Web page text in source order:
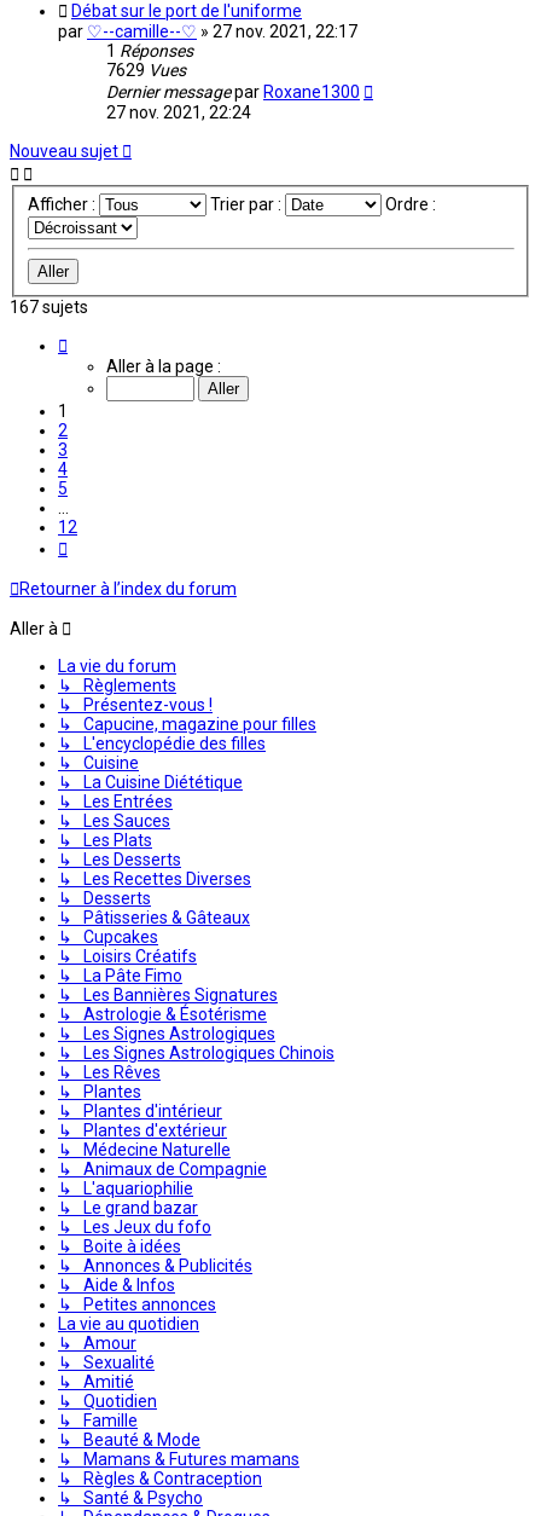
Débat sur le port de l'uniforme
par ♡--camille--♡ » 27 nov. 2021, 22:17
1 Réponses
7629 Vues
Dernier messagepar Roxane1300
27 nov. 2021, 22:24
Nouveau sujet
Afficher : Trier par : Ordre :
167 sujets
Aller à la page :
1
2
3
4
5
12
Retourner à l’index du forum
Aller à
La vie du forum
↳ Règlements
↳ Présentez-vous !
↳ Capucine, magazine pour filles
↳ L'encyclopédie des filles
↳ Cuisine
↳ La Cuisine Diététique
↳ Les Entrées
↳ Les Sauces
↳ Les Plats
↳ Les Desserts
↳ Les Recettes Diverses
↳ Desserts
↳ Pâtisseries & Gâteaux
↳ Cupcakes
↳ Loisirs Créatifs
↳ La Pâte Fimo
↳ Les Bannières Signatures
↳ Astrologie & Ésotérisme
↳ Les Signes Astrologiques
↳ Les Signes Astrologiques Chinois
↳ Les Rêves
↳ Plantes
↳ Plantes d'intérieur
↳ Plantes d'extérieur
↳ Médecine Naturelle
↳ Animaux de Compagnie
↳ L'aquariophilie
↳ Le grand bazar
↳ Les Jeux du fofo
↳ Boite à idées
↳ Annonces & Publicités
↳ Aide & Infos
↳ Petites annonces
La vie au quotidien
↳ Amour
↳ Sexualité
↳ Amitié
↳ Quotidien
↳ Famille
↳ Beauté & Mode
↳ Mamans & Futures mamans
↳ Règles & Contraception
↳ Santé & Psycho